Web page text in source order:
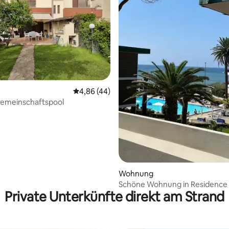
4,86 von 5, 43 Bewertungen
Durchschnittliche Bewertung: 4,86 von 5,
4,86 (44)
Wohnung
Schöne Wohnung in
Schwimmbädern
Private Unterkünfte direkt am Strand